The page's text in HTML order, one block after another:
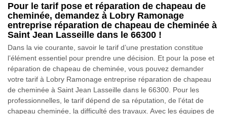
Pour le tarif pose et réparation de chapeau de
cheminée, demandez à Lobry Ramonage
entreprise réparation de chapeau de cheminée à
Saint Jean Lasseille dans le 66300 !
Dans la vie courante, savoir le tarif d’une prestation constitue
l’élément essentiel pour prendre une décision. Et pour la pose et
réparation de chapeau de cheminée, vous pouvez demander
votre tarif à Lobry Ramonage entreprise réparation de chapeau
de cheminée à Saint Jean Lasseille dans le 66300. Pour les
professionnelles, le tarif dépend de sa réputation, de l’état de
chapeau cheminée, la difficulté des travaux. Avec les équipes de